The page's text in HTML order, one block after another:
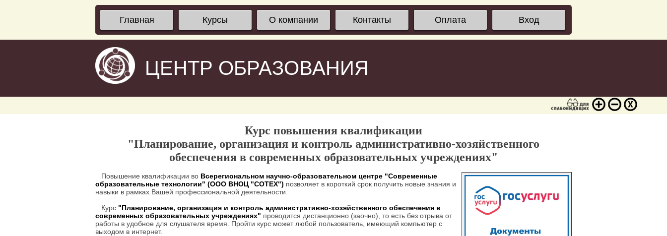
Главная Курсы О компании Контакты Оплата Вход
ЦЕНТР ОБРАЗОВАНИЯ
Курс повышения квалификации
"Планирование, организация и контроль административно-хозяйственного
обеспечения в современных образовательных учреждениях"
Повышение квалификации во Всерегиональном научно-образовательном центре "Современные
образовательные технологии" (ООО ВНОЦ "СОТЕХ") позволяет в короткий срок получить новые знания и
навыки в рамках Вашей профессиональной деятельности.
Курс "Планирование, организация и контроль административно-хозяйственного обеспечения в
современных образовательных учреждениях" проводится дистанционно (заочно), то есть без отрыва от
работы в удобное для слушателя время. Пройти курс может любой пользователь, имеющий компьютер с
выходом в интернет.